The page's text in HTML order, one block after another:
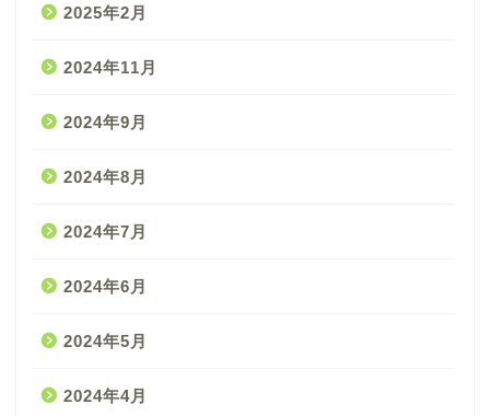
2025年2月
2024年11月
2024年9月
2024年8月
2024年7月
2024年6月
2024年5月
2024年4月